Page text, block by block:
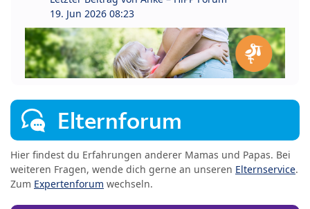
19. Jun 2026 08:23
Elternforum
Hier findest du Erfahrungen anderer Mamas und Papas. Bei
weiteren Fragen, wende dich gerne an unseren Elternservice.
Zum Expertenforum wechseln.